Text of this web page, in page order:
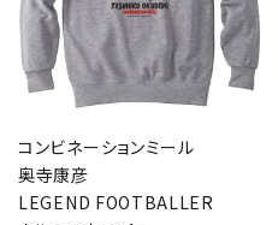
コンビネーションミール
奥寺康彦
LEGEND FOOTBALLER